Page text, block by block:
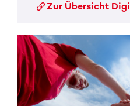
Zur Übersicht